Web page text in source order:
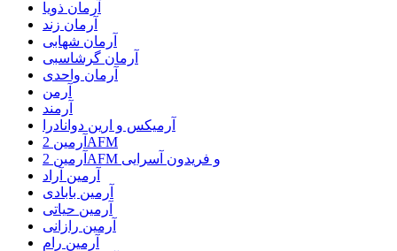
آرمان ذویا
آرمان زند
آرمان شهابی
آرمان گرشاسبی
آرمان واحدی
آرمن
آرمند
آرمیکس و ارین دوانادرا
آرمین 2AFM
آرمین 2AFM و فریدون آسرایی
آرمین آراد
آرمین بابادی
آرمین حیاتی
آرمین رازانی
آرمین رام